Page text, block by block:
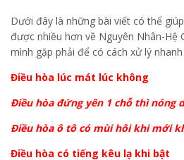
Dưới đây là những bài viết có thể
được nhiều hơn về Nguyên Nhân-Hệ
mình gặp phải để có cách xử lý
Điều hòa lúc mát lúc không
Điều hòa đứng yên 1 chỗ thì nóng
Điều hòa ô tô có mùi hôi khi mới
Điều hòa có tiếng kêu lạ khi bật